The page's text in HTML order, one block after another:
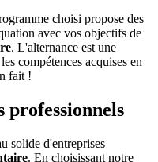
choisi propose des
avec vos objectifs de
. L'alternance est une
compétences acquises en
fait !
professionnels
solide d'entreprises
. En choisissant notre